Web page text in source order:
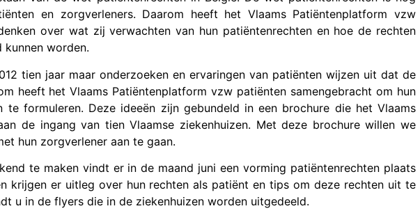
en zorgverleners. Daarom heeft het Vlaams Patiëntenplatform vzw
over wat zij verwachten van hun patiëntenrechten en hoe de rechten
worden.
tien jaar maar onderzoeken en ervaringen van patiënten wijzen uit dat de
heeft het Vlaams Patiëntenplatform vzw patiënten samengebracht om hun
te formuleren. Deze ideeën zijn gebundeld in een brochure die het Vlaams
de ingang van tien Vlaamse ziekenhuizen. Met deze brochure willen we
hun zorgverlener aan te gaan.
te maken vindt er in de maand juni een vorming patiëntenrechten plaats
krijgen er uitleg over hun rechten als patiënt en tips om deze rechten uit te
u in de flyers die in de ziekenhuizen worden uitgedeeld.